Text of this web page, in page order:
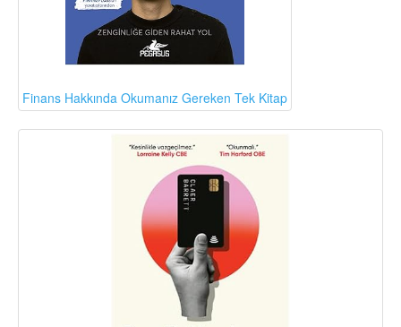
Finans Hakkında Okumanız Gereken Tek Kitap